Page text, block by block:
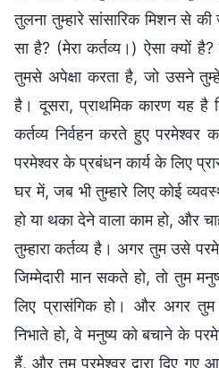
तुलना तुम्हारे सांसारिक मिशन से
सा है? (मेरा कर्तव्य।) ऐसा क्यों
तुमसे अपेक्षा करता है, जो उसने
है। दूसरा, प्राथमिक कारण यह
कर्तव्य निर्वहन करते हुए परमेश्वर
परमेश्वर के प्रबंधन कार्य के लिए
घर में, जब भी तुम्हारे लिए कोई
हो या थका देने वाला काम हो, और
तुम्हारा कर्तव्य है। अगर तुम उसे
जिम्मेदारी मान सकते हो, तो तुम
लिए प्रासंगिक हो। और अगर
निभाते हो, वे मनुष्य को बचाने के
हैं, और तुम परमेश्वर द्वारा दिए गए